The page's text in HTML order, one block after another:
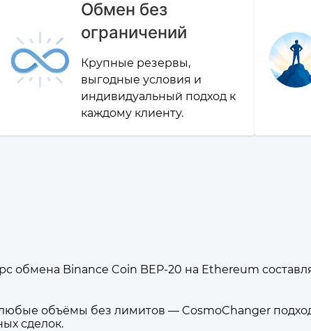
Обмен без
ограничений
Крупные резервы,
выгодные условия и
индивидуальный подход к
каждому клиенту.
обмена Binance Coin BEP-20 на Ethereum
объёмы без лимитов — CosmoChanger
сделок.